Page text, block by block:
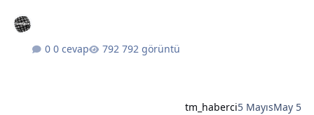
0 cevap 792 görüntü
tm_haberci5 MayısMay 5